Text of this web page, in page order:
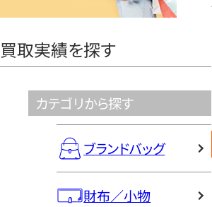
買取実績を探す
カテゴリから探す
ブランドバッグ
財布／小物